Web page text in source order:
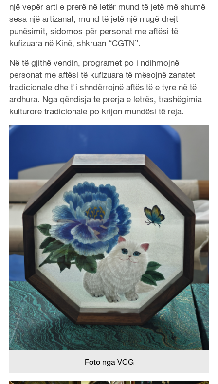
një vepër arti e prerë në letër mund të jetë më shumë
sesa një artizanat, mund të jetë një rrugë drejt
punësimit, sidomos për personat me aftësi të
kufizuara në Kinë, shkruan “CGTN”.
Në të gjithë vendin, programet po i ndihmojnë
personat me aftësi të kufizuara të mësojnë zanatet
tradicionale dhe t'i shndërrojnë aftësitë e tyre në të
ardhura. Nga qëndisja te prerja e letrës, trashëgimia
kulturore tradicionale po krijon mundësi të reja.
Foto nga VCG